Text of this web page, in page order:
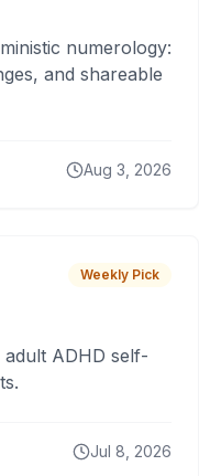
numerology:
and shareable
Aug 3, 2026
Weekly Pick
ADHD self-
Jul 8, 2026